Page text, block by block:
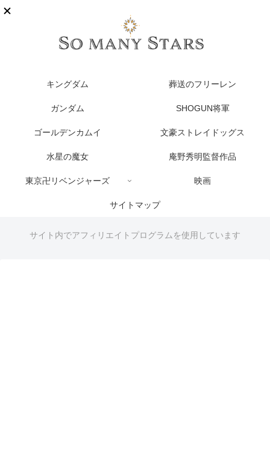
キングダム 葬送のフリーレン
ガンダム SHOGUN将軍
ゴールデンカムイ 文豪ストレイドッグス
水星の魔女 庵野秀明監督作品
東京卍リベンジャーズ 映画
サイトマップ
サイト内でアフィリエイトプログラムを使用しています